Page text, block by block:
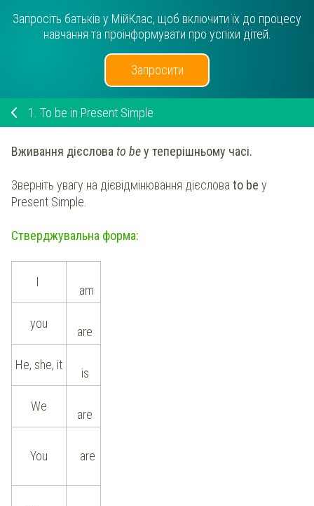
Запросіть батьків у МійКлас, щоб включити їх до процесу
навчання та проінформувати про успіхи дітей.
Запросити
1. To be in Present Simple
Вживання дієсловаto beу теперішньому часі.
Зверніть увагу на дієвідмінювання дієсловаto be у
Present Simple.
Стверджувальна форма:
I
am
you
are
He, she, it
is
We
are
You are